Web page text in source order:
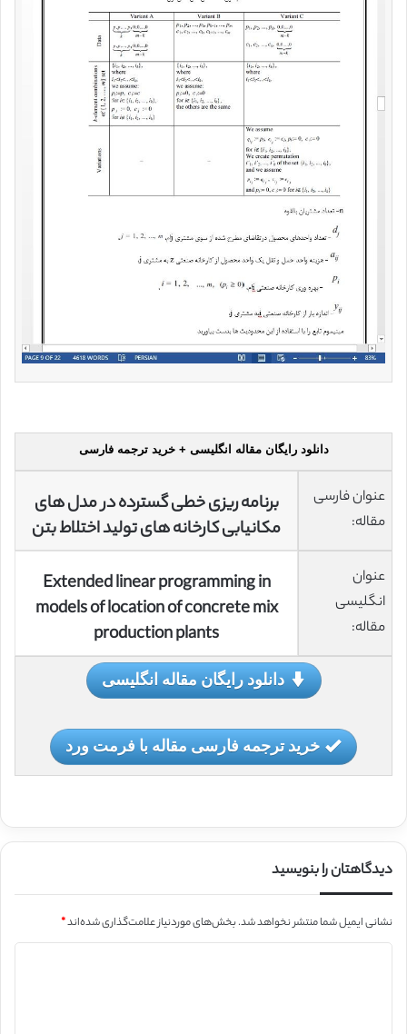
دانلود رایگان مقاله انگلیسی + خرید ترجمه فارسی
عنوان فارسی
مقاله:
برنامه ریزی خطی گسترده در مدل های
مکانیابی کارخانه های تولید اختلاط بتن
عنوان
انگلیسی
مقاله:
Extended linear programming in
models of location of concrete mix
production plants
دانلود رایگان مقاله انگلیسی
خرید ترجمه فارسی مقاله با فرمت ورد
دیدگاهتان را بنویسید
نشانی ایمیل شما منتشر نخواهد شد.بخش‌های موردنیاز علامت‌گذاری شده‌اند*